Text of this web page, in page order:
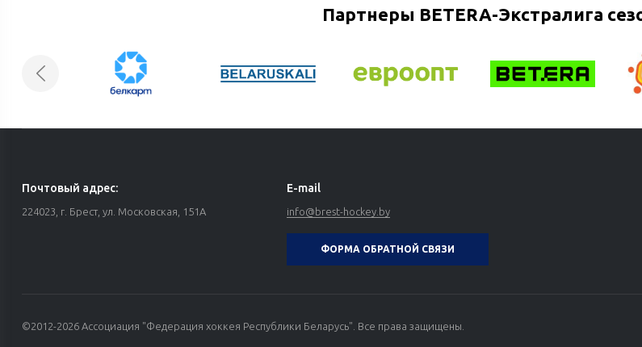
Партнеры BETERA-Экстралига
Почтовый адрес:
224023, г. Брест, ул. Московская, 151А
E-mail
info@brest-hockey.by
ФОРМА ОБРАТНОЙ СВЯЗИ
©2012-2026 Ассоциация "Федерация хоккея Республики Беларусь". Все права защищены.